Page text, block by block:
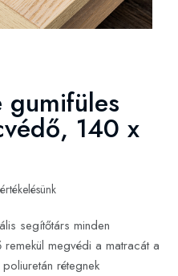
gumifüles
140 x
segítőtárs minden
megvédi a matracát a
rétegnek